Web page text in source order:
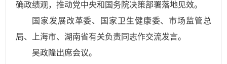
确政绩观，推动党中央和国务院决策部署落地见效。
国家发展改革委、国家卫生健康委、市场监管总
局、上海市、湖南省有关负责同志作交流发言。
吴政隆出席会议。